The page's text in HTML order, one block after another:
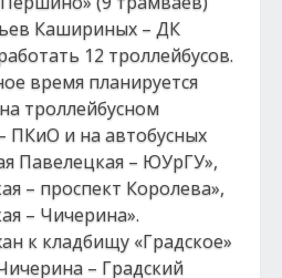
Кашириных – ДК
12 троллейбусов.
время планируется
троллейбусном
и на автобусных
Павелецкая – ЮУрГУ»,
– проспект Королева»,
– Чичерина».
к кладбищу «Градское»
– Градский